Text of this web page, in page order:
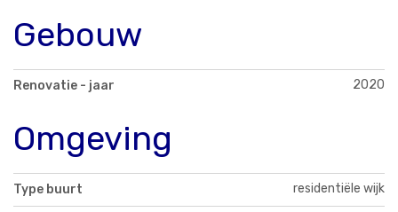
Gebouw
Renovatie - jaar 2020
Omgeving
Type buurt residentiële wijk